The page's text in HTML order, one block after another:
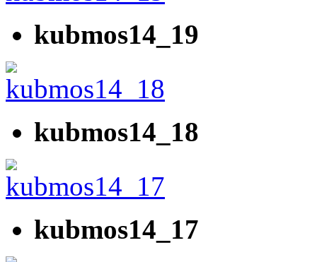
kubmos14_19
kubmos14_18
kubmos14_17